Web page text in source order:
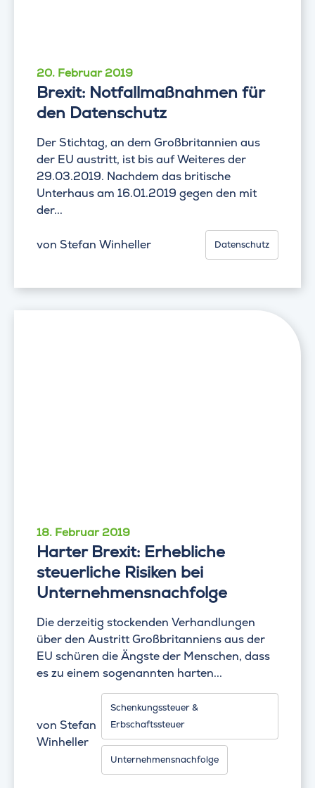
20. Februar 2019
Brexit: Notfallmaßnahmen für
den Datenschutz
Der Stichtag, an dem Großbritannien aus
der EU austritt, ist bis auf Weiteres der
29.03.2019. Nachdem das britische
Unterhaus am 16.01.2019 gegen den mit
der...
von Stefan Winheller Datenschutz
18. Februar 2019
Harter Brexit: Erhebliche
steuerliche Risiken bei
Unternehmensnachfolge
Die derzeitig stockenden Verhandlungen
über den Austritt Großbritanniens aus der
EU schüren die Ängste der Menschen, dass
es zu einem sogenannten harten...
von Stefan
Winheller
Schenkungssteuer &
Erbschaftssteuer
Unternehmensnachfolge